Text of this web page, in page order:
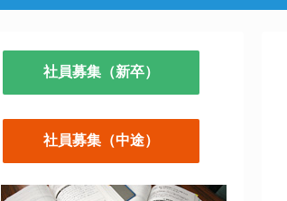
社員募集（新卒）
社員募集（中途）